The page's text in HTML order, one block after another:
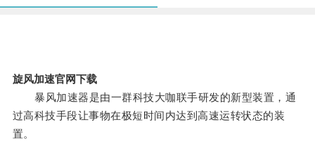
旋风加速官网下载
暴风加速器是由一群科技大咖联手研发的新型装置，通
过高科技手段让事物在极短时间内达到高速运转状态的装
置。